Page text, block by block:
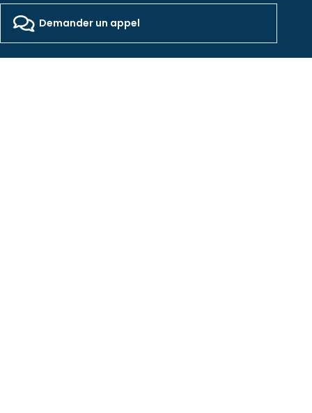
2026 - Freepackers - All Rights Reserved​
Designed by Pocom Digital Agency
Demander un appel